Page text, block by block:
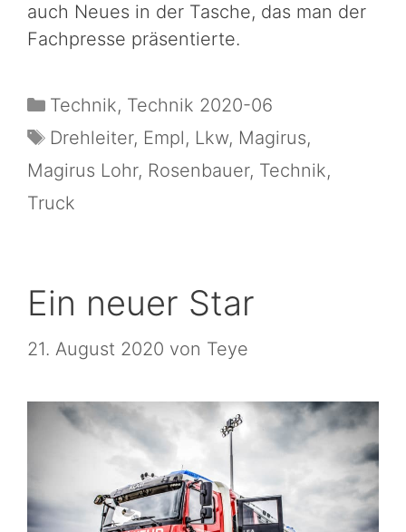
auch Neues in der Tasche, das man der
Fachpresse präsentierte.
Technik, Technik 2020-06
Drehleiter, Empl, Lkw, Magirus,
Magirus Lohr, Rosenbauer, Technik,
Truck
Ein neuer Star
21. August 2020 von Teye